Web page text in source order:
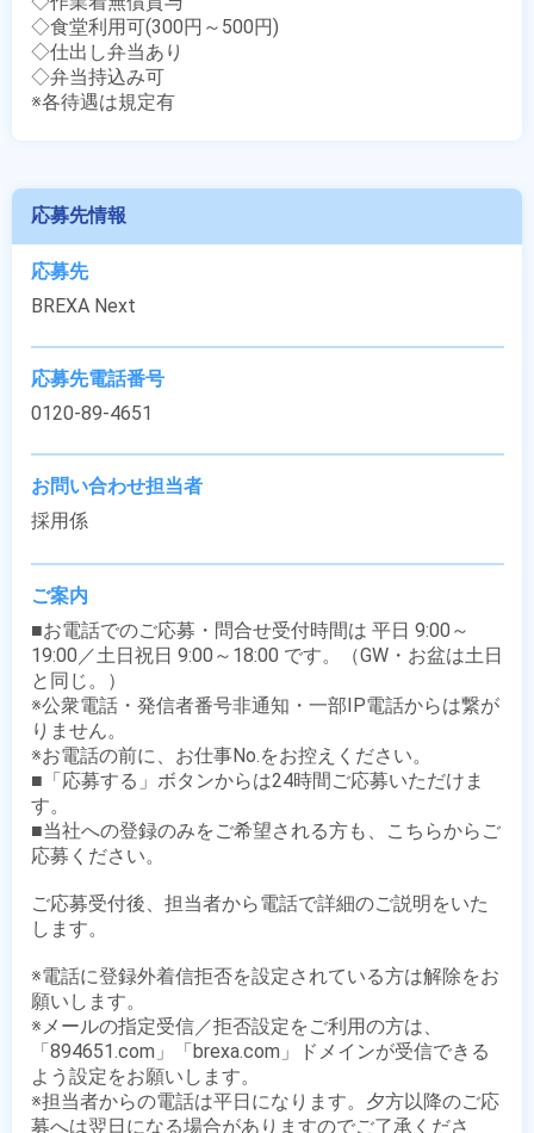
◇食堂利用可(300円～500円)
◇仕出し弁当あり
◇弁当持込み可
※各待遇は規定有
応募先情報
応募先
BREXA Next
応募先電話番号
0120-89-4651
お問い合わせ担当者
採用係
ご案内
■お電話でのご応募・問合せ受付時間は 平日 9:00～
19:00／土日祝日 9:00～18:00 です。（GW・お盆は土日
と同じ。）
※公衆電話・発信者番号非通知・一部IP電話からは繋が
りません。
※お電話の前に、お仕事No.をお控えください。
■「応募する」ボタンからは24時間ご応募いただけま
す。
■当社への登録のみをご希望される方も、こちらからご
応募ください。
ご応募受付後、担当者から電話で詳細のご説明をいた
します。
※電話に登録外着信拒否を設定されている方は解除をお
願いします。
※メールの指定受信／拒否設定をご利用の方は、
「894651.com」「brexa.com」ドメインが受信できる
よう設定をお願いします。
※担当者からの電話は平日になります。夕方以降のご応
募へは翌日になる場合がありますのでご了承くださ